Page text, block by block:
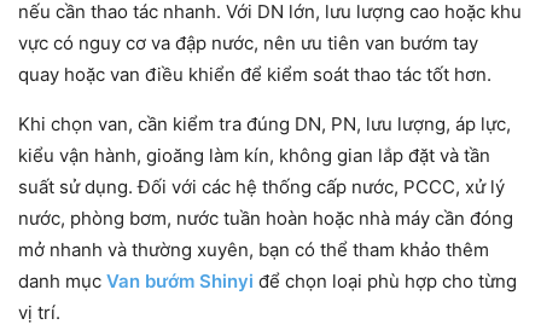
nếu cần thao tác nhanh. Với DN lớn, lưu lượng cao hoặc khu
vực có nguy cơ va đập nước, nên ưu tiên van bướm tay
quay hoặc van điều khiển để kiểm soát thao tác tốt hơn.
Khi chọn van, cần kiểm tra đúng DN, PN, lưu lượng, áp lực,
kiểu vận hành, gioăng làm kín, không gian lắp đặt và tần
suất sử dụng. Đối với các hệ thống cấp nước, PCCC, xử lý
nước, phòng bơm, nước tuần hoàn hoặc nhà máy cần đóng
mở nhanh và thường xuyên, bạn có thể tham khảo thêm
danh mục Van bướm Shinyi để chọn loại phù hợp cho từng
vị trí.